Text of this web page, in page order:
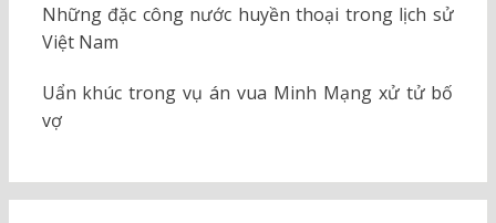
Những đặc công nước huyền thoại trong lịch sử
Việt Nam
Uẩn khúc trong vụ án vua Minh Mạng xử tử bố
vợ